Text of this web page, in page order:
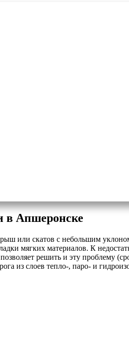
Апшеронске
или скатов с небольшим
мягких материалов. К
решить и эту проблему
из слоев тепло-, паро- и